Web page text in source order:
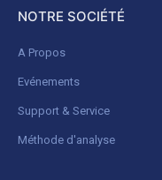
NOTRE SOCIÉTÉ
A Propos
Evénements
Support & Service
Méthode d'analyse